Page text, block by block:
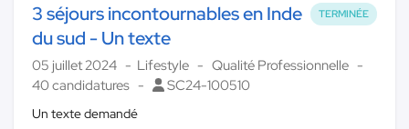
TERMINÉE
3 séjours incontournables en Inde
du sud - Un texte
05 juillet 2024 Lifestyle
Qualité Professionnelle
40 candidatures
SC24-100510
Un texte demandé